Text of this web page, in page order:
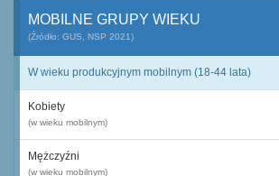
MOBILNE GRUPY WIEKU
(Źródło: GUS, NSP 2021)
W wieku produkcyjnym mobilnym (18-44 lata)
Kobiety
(w wieku mobilnym)
Mężczyźni
(w wieku mobilnym)